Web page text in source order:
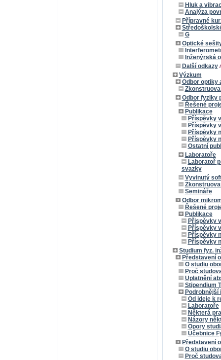
Hluk a
Analýza
Přípravné
G
Optické
Inženýrská
Další odkazy
Výzkum
Odbor optiky
Odbor fyziky
Řešené
Publikace
Příspěvky
Příspěvky
Příspěvky
Příspěvky
Ostatní
Laboratoře
Laboratoř
svazky
Vyvinutý
Semináře
Odbor
Řešené
Publikace
Přispěvky
Příspěvky
Příspěvky
Příspěvky
Studium fyz.
Představení
O studiu
Proč
Uplatnění
Stipendium
Podrobnější
Od ideje k
Laboratoře
Některá
Názory
Opory
Učebnice
Představení
O studiu
Proč